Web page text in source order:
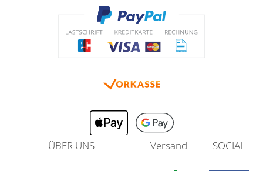
ÜBER UNS Versand SOCIAL